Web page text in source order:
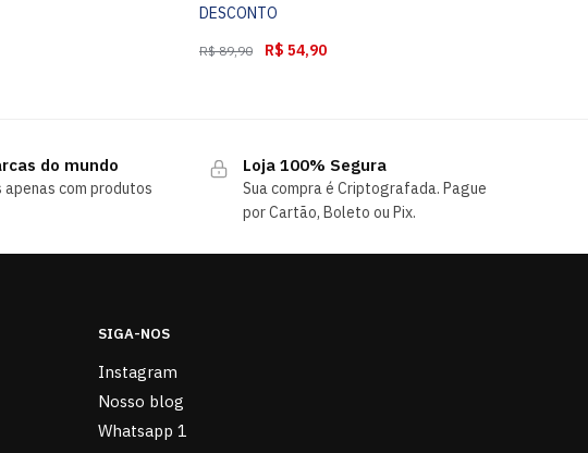
DESCONTO
R$89,90 R$ 54,90
do mundo
apenas com produtos
Loja 100% Segura
Sua compra é Criptografada. Pague
por Cartão, Boleto ou Pix.
SIGA-NOS
Instagram
Nosso blog
Whatsapp 1